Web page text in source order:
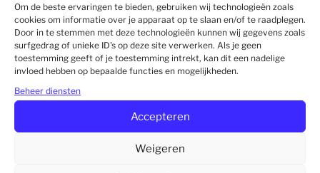
Om de beste ervaringen te bieden, gebruiken wij technologieën zoals
cookies om informatie over je apparaat op te slaan en/of te raadplegen.
Door in te stemmen met deze technologieën kunnen wij gegevens zoals
surfgedrag of unieke ID's op deze site verwerken. Als je geen
toestemming geeft of je toestemming intrekt, kan dit een nadelige
invloed hebben op bepaalde functies en mogelijkheden.
Beheer diensten
Accepteren
Weigeren
Lees Verder »